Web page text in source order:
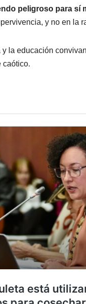
peligroso para sí
y no en la
la educación
caótico.